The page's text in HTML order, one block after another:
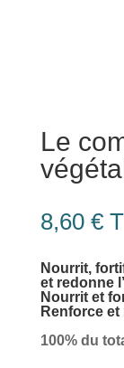
Le
8,60 €
Nourrit,
et redonne
Nourrit et
Renforce
100% du